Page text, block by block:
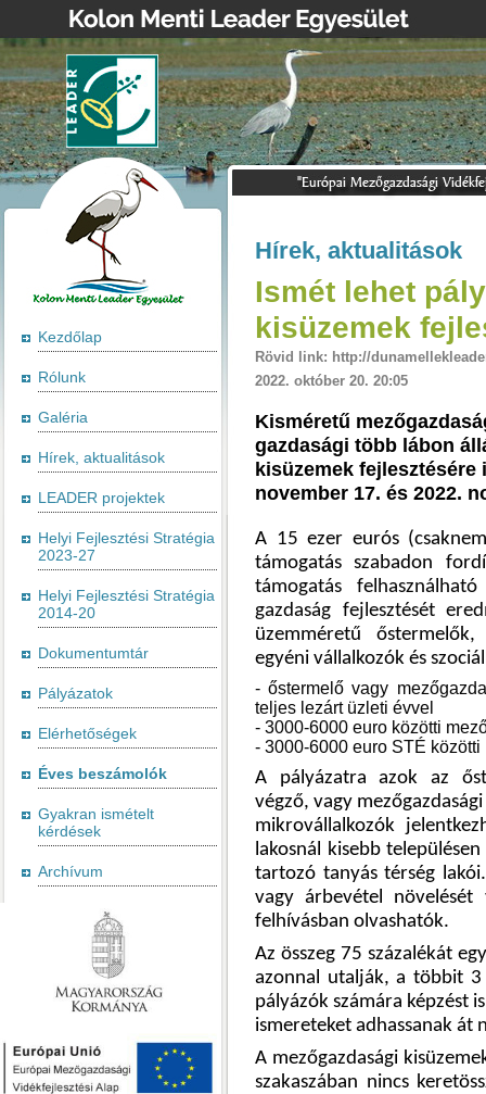
Kezdőlap
Rólunk
Galéria
Hírek, aktualitások
LEADER projektek
Helyi Fejlesztési Stratégia
2023-27
Helyi Fejlesztési Stratégia
2014-20
Dokumentumtár
Pályázatok
Elérhetőségek
Éves beszámolók
Gyakran ismételt
kérdések
Archívum
Hírek, aktualitások
Ismét lehet
kisüzemek
Rövid link: http://
2022. október 20. 20:05
Kisméretű
gazdasági több lábon
kisüzemek
november 17. és 2022.
A 15 ezer eurós
támogatás szabadon
támogatás
gazdaság fejlesztését
üzemméretű
egyéni vállalkozók és
- őstermelő vagy
teljes lezárt üzleti évvel
- 3000-6000 euro közötti
- 3000-6000 euro STÉ
A pályázatra azok az
végző, vagy
mikrovállalkozók
lakosnál kisebb
tartozó tanyás térség
vagy árbevétel
felhívásban olvashatók.
Az összeg 75 százalékát
azonnal utalják, a többit 3
pályázók számára képzést
ismereteket adhassanak át
A mezőgazdasági
szakaszában nincs